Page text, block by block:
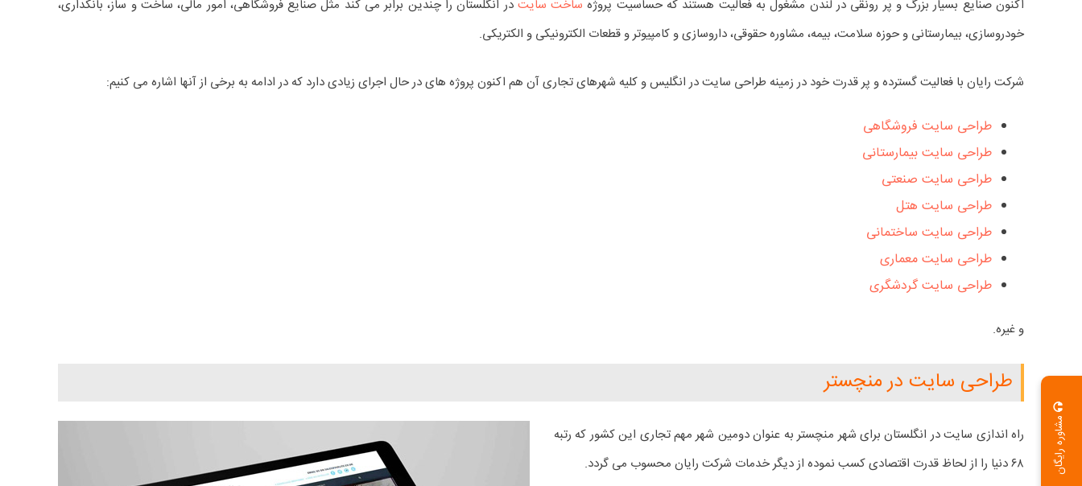
مشاوره رایگان
اکنون صنایع بسیار بزرگ و پر رونقی در لندن مشغول به فعالیت هستند که حساسیت پروژه ساخت سایت در انگلستان را چندین برابر می کند مثل صنایع فروشگاهی، امور مالی، ساخت و ساز، بانکداری،
خودروسازی، بیمارستانی و حوزه سلامت، بیمه، مشاوره حقوقی، داروسازی و کامپیوتر و قطعات الکترونیکی و الکتریکی.
شرکت رایان با فعالیت گسترده و پر قدرت خود در زمینه طراحی سایت در انگلیس و کلیه شهرهای تجاری آن هم اکنون پروژه های در حال اجرای زیادی دارد که در ادامه به برخی از آنها اشاره می کنیم:
طراحی سایت فروشگاهی
طراحی سایت بیمارستانی
طراحی سایت صنعتی
طراحی سایت هتل
طراحی سایت ساختمانی
طراحی سایت معماری
طراحی سایت گردشگری
و غیره.
طراحی سایت در منچستر
راه اندازی سایت در انگلستان برای شهر منچستر به عنوان دومین شهر مهم تجاری این کشور که رتبه
۶۸ دنیا را از لحاظ قدرت اقتصادی کسب نموده از دیگر خدمات شرکت رایان محسوب می گردد.